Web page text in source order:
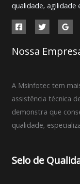
qualidade, agilidade
Nossa
A Msinfotec tem
assistência técnica
demonstra que
qualidade,
Selo de